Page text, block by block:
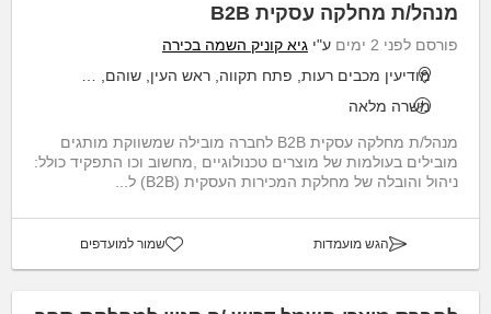
מנהל/ת מחלקה עסקית B2B
פורסם לפני 2 ימים ע"י גיא קוניק השמה בכירה
מודיעין מכבים רעות, פתח תקווה, ראש העין, שוהם, תל אביב יפו
משרה מלאה
מנהל/ת מחלקה עסקית B2B לחברה מובילה שמשווקת מותגים
מובילים בעולמות של מוצרים טכנולוגיים ,מחשוב וכו התפקיד כולל:
ניהול והובלה של מחלקת המכירות העסקית (B2B) ל...
הגש מועמדות שמור למועדפים